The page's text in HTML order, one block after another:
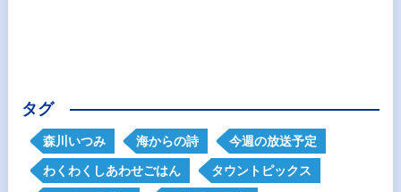
タグ
森川いつみ 海からの詩 今週の放送予定
わくわくしあわせごはん タウントピックス